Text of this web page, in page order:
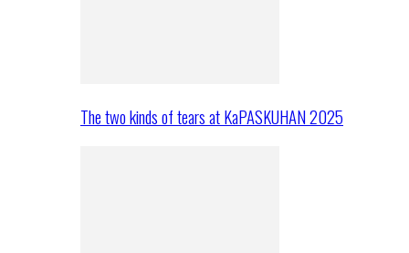
The two kinds of tears at KaPASKUHAN 2025